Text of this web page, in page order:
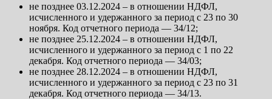
не позднее 03.12.2024 – в отношении НДФЛ,
исчисленного и удержанного за период с 23 по 30
ноября. Код отчетного периода — 34/12;
не позднее 25.12.2024 – в отношении НДФЛ,
исчисленного и удержанного за период с 1 по 22
декабря. Код отчетного периода — 34/03;
не позднее 28.12.2024 – в отношении НДФЛ,
исчисленного и удержанного за период с 23 по 31
декабря. Код отчетного периода — 34/13.